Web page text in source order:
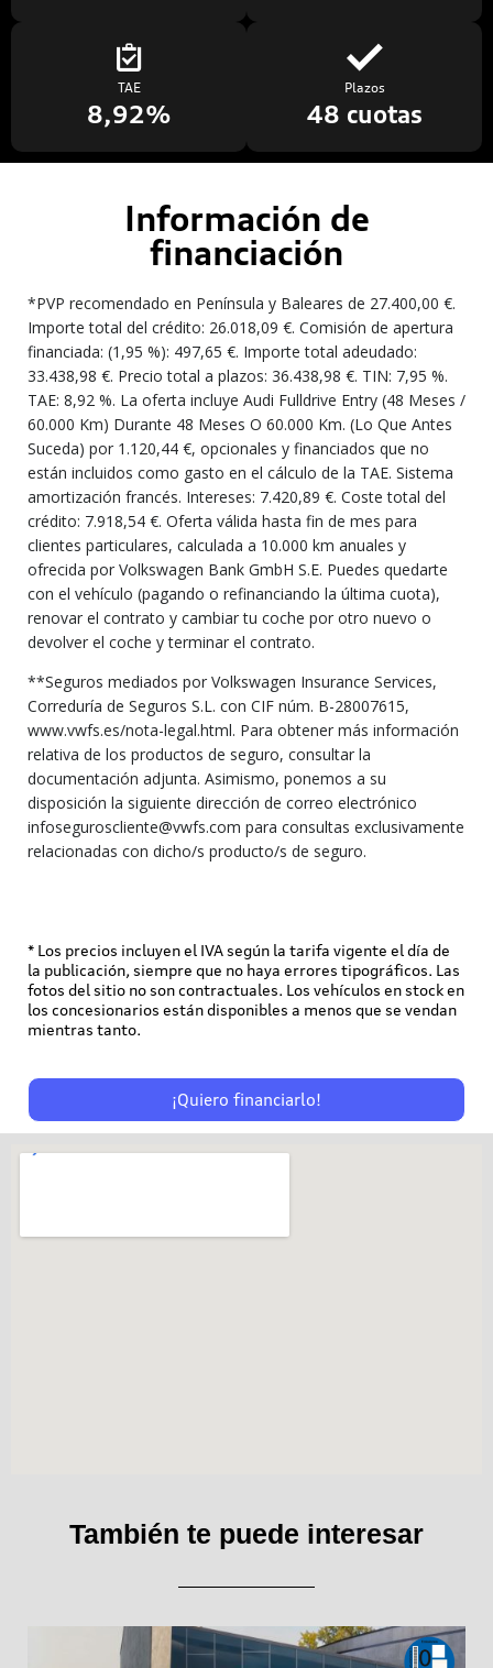
TAE
8,92%
Plazos
48 cuotas
Información de
financiación
*PVP recomendado en Península y Baleares de 27.400,00 €.
Importe total del crédito: 26.018,09 €. Comisión de apertura
financiada: (1,95 %): 497,65 €. Importe total adeudado:
33.438,98 €. Precio total a plazos: 36.438,98 €. TIN: 7,95 %.
TAE: 8,92 %. La oferta incluye Audi Fulldrive Entry (48 Meses /
60.000 Km) Durante 48 Meses O 60.000 Km. (Lo Que Antes
Suceda) por 1.120,44 €, opcionales y financiados que no
están incluidos como gasto en el cálculo de la TAE. Sistema
amortización francés. Intereses: 7.420,89 €. Coste total del
crédito: 7.918,54 €. Oferta válida hasta fin de mes para
clientes particulares, calculada a 10.000 km anuales y
ofrecida por Volkswagen Bank GmbH S.E. Puedes quedarte
con el vehículo (pagando o refinanciando la última cuota),
renovar el contrato y cambiar tu coche por otro nuevo o
devolver el coche y terminar el contrato.
**Seguros mediados por Volkswagen Insurance Services,
Correduría de Seguros S.L. con CIF núm. B-28007615,
www.vwfs.es/nota-legal.html. Para obtener más información
relativa de los productos de seguro, consultar la
documentación adjunta. Asimismo, ponemos a su
disposición la siguiente dirección de correo electrónico
infoseguroscliente@vwfs.com para consultas exclusivamente
relacionadas con dicho/s producto/s de seguro.
* Los precios incluyen el IVA según la tarifa vigente el día de
la publicación, siempre que no haya errores tipográficos. Las
fotos del sitio no son contractuales. Los vehículos en stock en
los concesionarios están disponibles a menos que se vendan
mientras tanto.
¡Quiero financiarlo!
También te puede interesar